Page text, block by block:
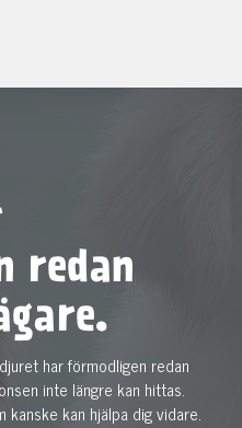
redan
har förmodligen redan
inte längre kan hittas.
kan hjälpa dig vidare.